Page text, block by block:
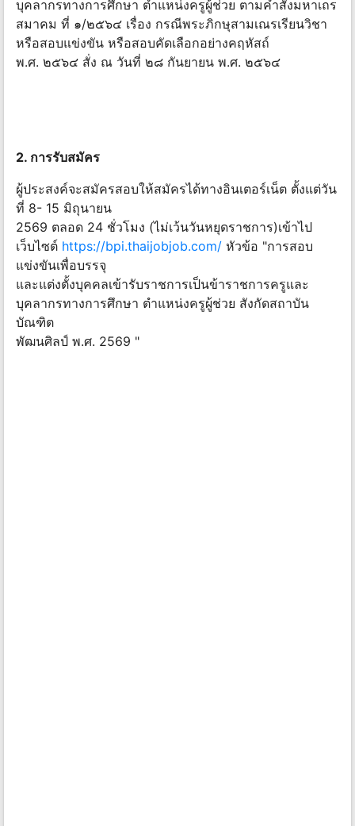
บุคลากรทางการศึกษา ตำแหน่งครูผู้ช่วย ตามคำสั่งมหาเถร
สมาคม ที่ ๑/๒๕๖๔ เรื่อง กรณีพระภิกษุสามเณรเรียนวิชา
หรือสอบแข่งขัน หรือสอบคัดเลือกอย่างคฤหัสถ์
พ.ศ. ๒๕๖๔ สั่ง ณ วันที่ ๒๘ กันยายน พ.ศ. ๒๕๖๔
2. การรับสมัคร
ผู้ประสงค์จะสมัครสอบให้สมัครได้ทางอินเตอร์เน็ต ตั้งแต่วัน
ที่ 8- 15 มิถุนายน
2569 ตลอด 24 ชั่วโมง (ไม่เว้นวันหยุดราชการ)เข้าไป
เว็บไซต์ https://bpi.thaijobjob.com/ หัวข้อ "การสอบ
แข่งขันเพื่อบรรจุ
และแต่งตั้งบุคคลเข้ารับราชการเป็นข้าราชการครูและ
บุคลากรทางการศึกษา ตำแหน่งครูผู้ช่วย สังกัดสถาบัน
บัณฑิต
พัฒนศิลป์ พ.ศ. 2569 "